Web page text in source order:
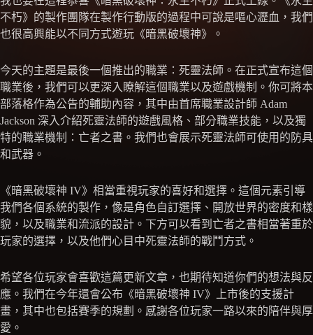
不朽》的製作團隊在製作行動版的過程中可說是嘔心瀝血，我們
也很高興能以不同方式遊玩《暗黑破壞神》。
今天的主題是最後一個推出的職業：死靈法師。在正式宣布這個
職業後，我們可以更深入瞭解這個職業以及遊戲機制。你可將本
部落格作為公告的輔助內容，其中由首席職業設計師 Adam
Jackson 深入介紹死靈法師的遊戲風格、部分職業技能，以及獨
特的職業機制：亡者之書。我們也會展示死靈法師可使用的防具
和武器。
《暗黑破壞神 IV》相當重視玩家的喜好和選擇。這個元素引導
我們各個系統的製作，像是角色自訂選擇、開放世界的密度和樣
貌，以及職業和流派的設計。下方可以看到亡者之書相當著重於
玩家的選擇，以及他們心目中死靈法師的戰鬥方式。
希望各位玩家會喜歡這篇更新文章，也期待知道你們的想法與反
應。我們在今年還會公布《暗黑破壞神 IV》上市後的支援計
畫，其中也包括賽季的規劃。感謝各位玩家一路以來的陪伴與厚
愛。